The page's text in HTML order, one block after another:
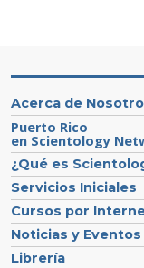
Acerca de
Puerto Rico
en Scientology
¿Qué es
Servicios Iniciales
Cursos por
Noticias y Eventos
Librería